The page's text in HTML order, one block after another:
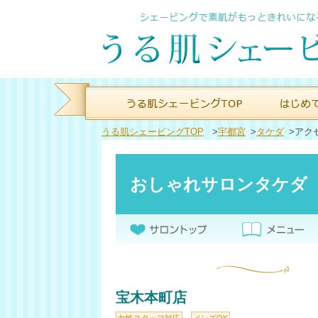
うる肌シェービングTOP >宇都宮 >タケダ >アク
おしゃれサロンタケダ
宝木本町店